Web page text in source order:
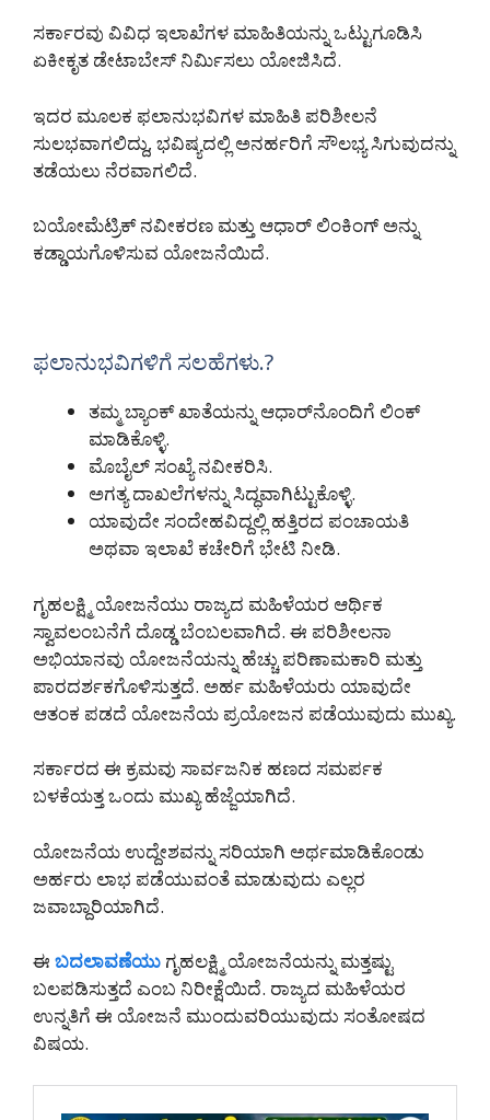
ಸರ್ಕಾರವು ವಿವಿಧ ಇಲಾಖೆಗಳ ಮಾಹಿತಿಯನ್ನು ಒಟ್ಟುಗೂಡಿಸಿ
ಏಕೀಕೃತ ಡೇಟಾಬೇಸ್ ನಿರ್ಮಿಸಲು ಯೋಜಿಸಿದೆ.
ಇದರ ಮೂಲಕ ಫಲಾನುಭವಿಗಳ ಮಾಹಿತಿ ಪರಿಶೀಲನೆ
ಸುಲಭವಾಗಲಿದ್ದು, ಭವಿಷ್ಯದಲ್ಲಿ ಅನರ್ಹರಿಗೆ ಸೌಲಭ್ಯ ಸಿಗುವುದನ್ನು
ತಡೆಯಲು ನೆರವಾಗಲಿದೆ.
ಬಯೋಮೆಟ್ರಿಕ್ ನವೀಕರಣ ಮತ್ತು ಆಧಾರ್ ಲಿಂಕಿಂಗ್ ಅನ್ನು
ಕಡ್ಡಾಯಗೊಳಿಸುವ ಯೋಜನೆಯಿದೆ.
ಫಲಾನುಭವಿಗಳಿಗೆ ಸಲಹೆಗಳು.?
ತಮ್ಮ ಬ್ಯಾಂಕ್ ಖಾತೆಯನ್ನು ಆಧಾರ್‌ನೊಂದಿಗೆ ಲಿಂಕ್
ಮಾಡಿಕೊಳ್ಳಿ.
ಮೊಬೈಲ್ ಸಂಖ್ಯೆ ನವೀಕರಿಸಿ.
ಅಗತ್ಯ ದಾಖಲೆಗಳನ್ನು ಸಿದ್ಧವಾಗಿಟ್ಟುಕೊಳ್ಳಿ.
ಯಾವುದೇ ಸಂದೇಹವಿದ್ದಲ್ಲಿ ಹತ್ತಿರದ ಪಂಚಾಯತಿ
ಅಥವಾ ಇಲಾಖೆ ಕಚೇರಿಗೆ ಭೇಟಿ ನೀಡಿ.
ಗೃಹಲಕ್ಷ್ಮಿ ಯೋಜನೆಯು ರಾಜ್ಯದ ಮಹಿಳೆಯರ ಆರ್ಥಿಕ
ಸ್ವಾವಲಂಬನೆಗೆ ದೊಡ್ಡ ಬೆಂಬಲವಾಗಿದೆ. ಈ ಪರಿಶೀಲನಾ
ಅಭಿಯಾನವು ಯೋಜನೆಯನ್ನು ಹೆಚ್ಚು ಪರಿಣಾಮಕಾರಿ ಮತ್ತು
ಪಾರದರ್ಶಕಗೊಳಿಸುತ್ತದೆ. ಅರ್ಹ ಮಹಿಳೆಯರು ಯಾವುದೇ
ಆತಂಕ ಪಡದೆ ಯೋಜನೆಯ ಪ್ರಯೋಜನ ಪಡೆಯುವುದು ಮುಖ್ಯ.
ಸರ್ಕಾರದ ಈ ಕ್ರಮವು ಸಾರ್ವಜನಿಕ ಹಣದ ಸಮರ್ಪಕ
ಬಳಕೆಯತ್ತ ಒಂದು ಮುಖ್ಯ ಹೆಜ್ಜೆಯಾಗಿದೆ.
ಯೋಜನೆಯ ಉದ್ದೇಶವನ್ನು ಸರಿಯಾಗಿ ಅರ್ಥಮಾಡಿಕೊಂಡು
ಅರ್ಹರು ಲಾಭ ಪಡೆಯುವಂತೆ ಮಾಡುವುದು ಎಲ್ಲರ
ಜವಾಬ್ದಾರಿಯಾಗಿದೆ.
ಈ ಬದಲಾವಣೆಯು ಗೃಹಲಕ್ಷ್ಮಿ ಯೋಜನೆಯನ್ನು ಮತ್ತಷ್ಟು
ಬಲಪಡಿಸುತ್ತದೆ ಎಂಬ ನಿರೀಕ್ಷೆಯಿದೆ. ರಾಜ್ಯದ ಮಹಿಳೆಯರ
ಉನ್ನತಿಗೆ ಈ ಯೋಜನೆ ಮುಂದುವರಿಯುವುದು ಸಂತೋಷದ
ವಿಷಯ.